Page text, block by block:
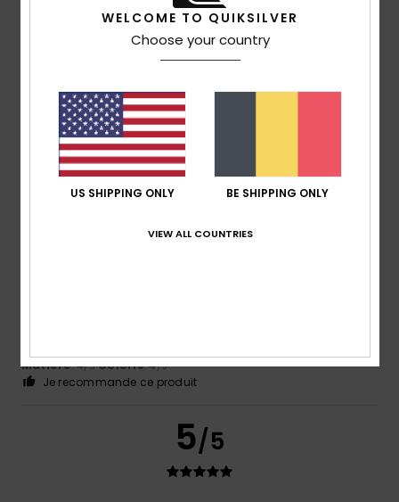
/5
Bernard14 juillet 2026
Achat vérifié
rapport prix excellent, MOTIF J'aime
Confort: 5/5 Rapport qualité / prix
parfaiteMatière: 5/5 Coloris
Je recommande ce produit
Matière: 4/5 Coloris: 4/5
Je recommande ce produit
5/5
WELCOME TO QUIKSILVER
Choose your country
US SHIPPING ONLY BE SHIPPING ONLY
VIEW ALL COUNTRIES